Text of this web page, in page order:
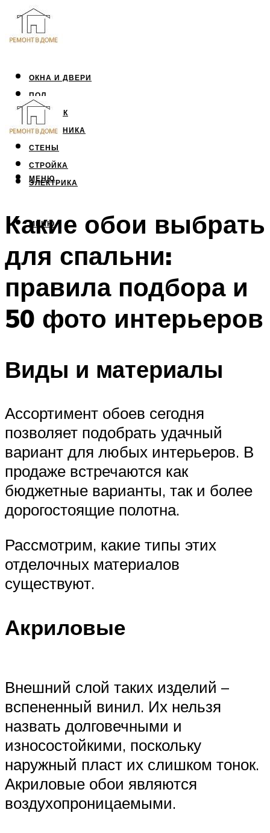
ОКНА И ДВЕРИ
ПОЛ
ПОТОЛОК
САНТЕХНИКА
СТЕНЫ
СТРОЙКА
ЭЛЕКТРИКА
МЕНЮ
МЕНЮ
Какие обои выбрать
для спальни:
правила подбора и
50 фото интерьеров
Виды и материалы
Ассортимент обоев сегодня
позволяет подобрать удачный
вариант для любых интерьеров. В
продаже встречаются как
бюджетные варианты, так и более
дорогостоящие полотна.
Рассмотрим, какие типы этих
отделочных материалов
существуют.
Акриловые
Внешний слой таких изделий –
вспененный винил. Их нельзя
назвать долговечными и
износостойкими, поскольку
наружный пласт их слишком тонок.
Акриловые обои являются
воздухопроницаемыми.